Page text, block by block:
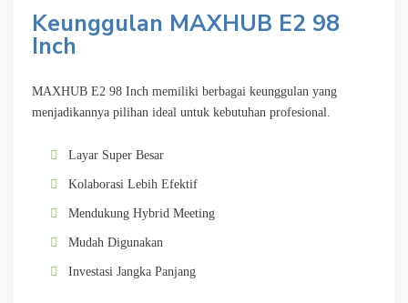
Keunggulan MAXHUB E2 98
Inch
MAXHUB E2 98 Inch memiliki berbagai keunggulan yang
menjadikannya pilihan ideal untuk kebutuhan profesional.
Layar Super Besar
Kolaborasi Lebih Efektif
Mendukung Hybrid Meeting
Mudah Digunakan
Investasi Jangka Panjang